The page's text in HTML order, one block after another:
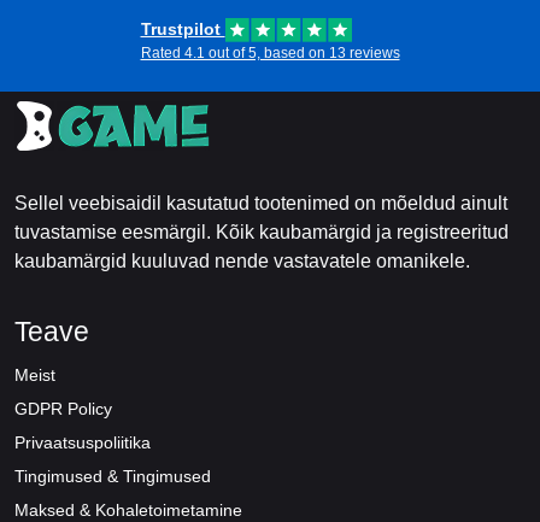
Trustpilot
Rated 4.1 out of 5, based on 13 reviews
Sellel veebisaidil kasutatud tootenimed on mõeldud ainult
tuvastamise eesmärgil. Kõik kaubamärgid ja registreeritud
kaubamärgid kuuluvad nende vastavatele omanikele.
Teave
Meist
GDPR Policy
Privaatsuspoliitika
Tingimused & Tingimused
Maksed & Kohaletoimetamine